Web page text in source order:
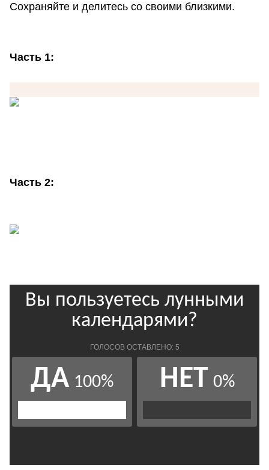
Сохраняйте и делитесь со своими близкими.
Часть 1:
Часть 2: